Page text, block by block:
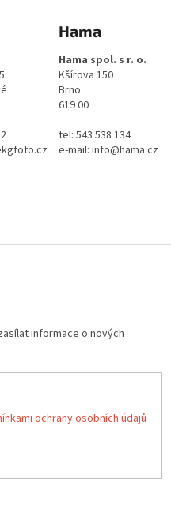
Hama
Hama spol. s r. o.
Kšírova 150
Brno
619 00
tel: 543 538 134
e-mail: info@hama.cz
informace o nových
ochrany osobních údajů